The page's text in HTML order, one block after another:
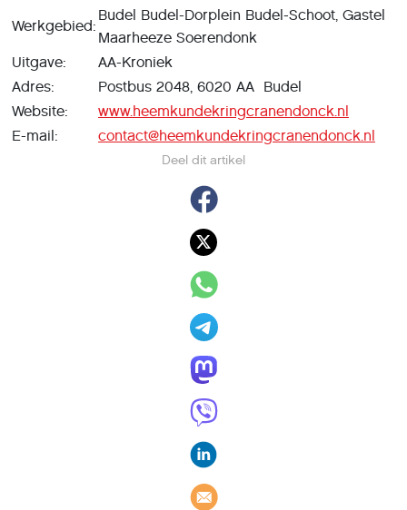
Deel dit artikel
Werkgebied:
Budel Budel-Dorplein Budel-Schoot, Gastel
Maarheeze Soerendonk
Uitgave:
AA-Kroniek
Adres:
Postbus 2048, 6020 AA Budel
Website:
www.heemkundekringcranendonck.nl
E-mail:
contact@heemkundekringcranendonck.nl